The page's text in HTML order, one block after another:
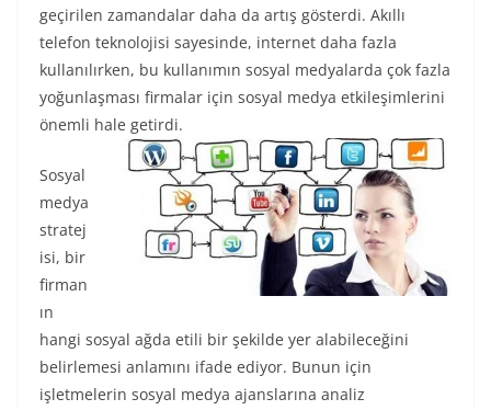
geçirilen zamandalar daha da artış gösterdi. Akıllı
telefon teknolojisi sayesinde, internet daha fazla
kullanılırken, bu kullanımın sosyal medyalarda çok fazla
yoğunlaşması firmalar için sosyal medya etkileşimlerini
önemli hale getirdi.
Sosyal
medya
stratej
isi, bir
firman
ın
hangi sosyal ağda etili bir şekilde yer alabileceğini
belirlemesi anlamını ifade ediyor. Bunun için
işletmelerin sosyal medya ajanslarına analiz